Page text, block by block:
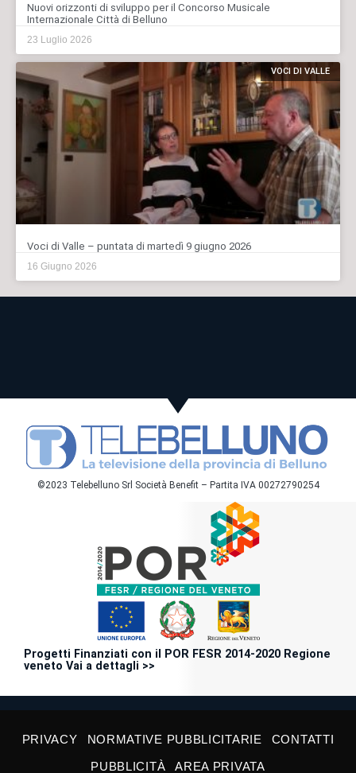
Nuovi orizzonti di sviluppo per il Concorso Musicale
Internazionale Città di Belluno
23 Luglio 2026
VOCI DI VALLE
Voci di Valle – puntata di martedì 9 giugno 2026
16 Giugno 2026
©2023 Telebelluno Srl Società Benefit – Partita IVA 00272790254
Progetti Finanziati con il POR FESR 2014-2020 Regione
veneto Vai a dettagli >>
PRIVACY NORMATIVE PUBBLICITARIE
CONTATTI
PUBBLICITÀ
AREA PRIVATA